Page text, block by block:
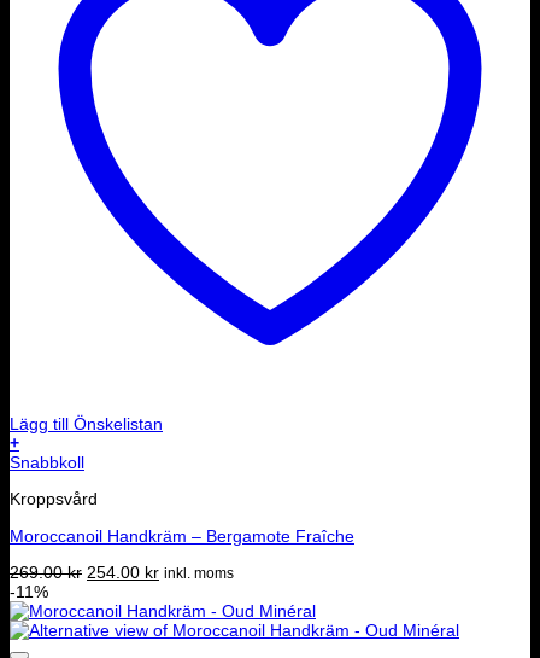
Lägg till Önskelistan
+
Snabbkoll
Kroppsvård
Moroccanoil Handkräm – Bergamote Fraîche
269.00kr Det
priset
var:
254.00 krDet
priset
är:
inkl. moms
-11%